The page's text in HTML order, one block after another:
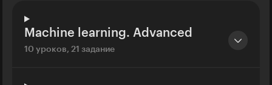
Machine learning. Advanced
10 уроков, 21 задание